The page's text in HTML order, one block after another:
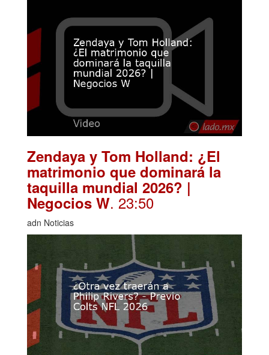
Zendaya y Tom Holland: ¿El
matrimonio que dominará la
taquilla mundial 2026? |
Negocios W. 23:50
adn Noticias